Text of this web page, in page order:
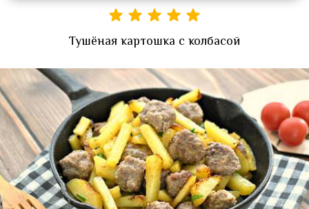
Тушёная картошка с колбасой